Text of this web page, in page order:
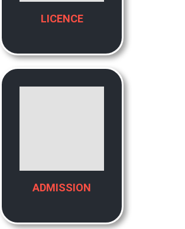
LICENCE
ADMISSION